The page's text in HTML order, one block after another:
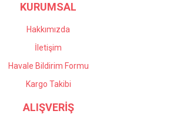
KURUMSAL
Hakkımızda
İletişim
Havale Bildirim Formu
Kargo Takibi
ALIŞVERİŞ